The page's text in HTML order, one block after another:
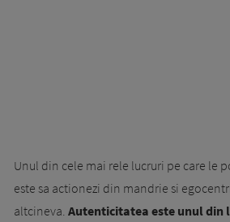
Unul din cele mai rele lucruri pe care le
este sa actionezi din mandrie si
altcineva. Autenticitatea este unul din